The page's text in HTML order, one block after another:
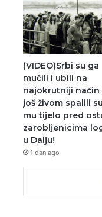
(VIDEO)Srbi su ga
mučili i ubili na
najokrutniji način
još živom spalili su
mu tijelo pred
zarobljenicima
u Dalju!
1 dan ago